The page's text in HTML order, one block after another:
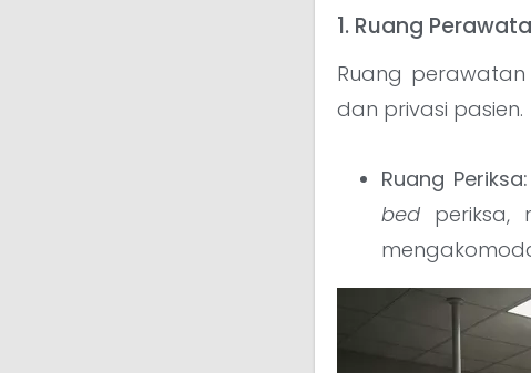
1. Ruang
Ruang
dan privasi pasien.
Ruang Periksa:
bed periksa,